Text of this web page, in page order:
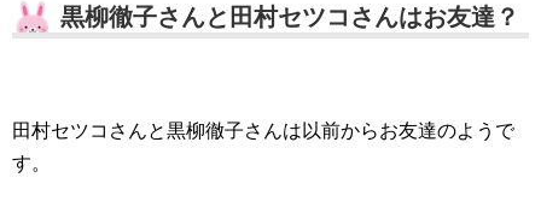
黒柳徹子さんと田村セツコさんはお友達？
田村セツコさんと黒柳徹子さんは以前からお友達のようで
す。